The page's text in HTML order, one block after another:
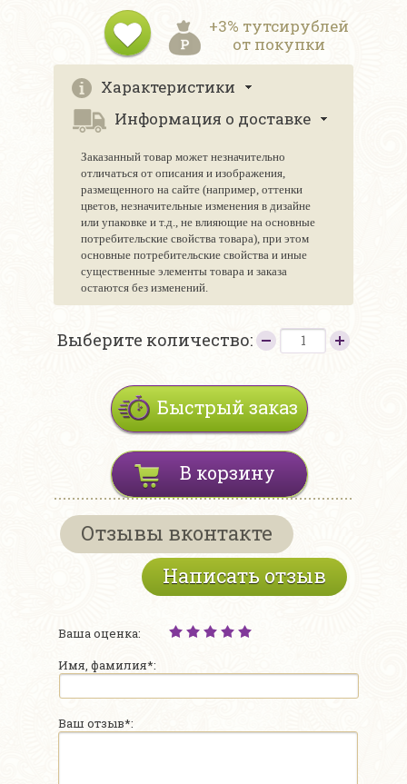
+3% тутсирублей
от покупки
Характеристики
Информация о доставке
Заказанный товар может незначительно
отличаться от описания и изображения,
размещенного на сайте (например, оттенки
цветов, незначительные изменения в дизайне
или упаковке и т.д., не влияющие на основные
потребительские свойства товара), при этом
основные потребительские свойства и иные
существенные элементы товара и заказа
остаются без изменений.
Выберите количество:
Быстрый заказ
В корзину
Отзывы вконтакте
Написать отзыв
Ваша оценка:
Имя, фамилия*:
Ваш отзыв*: